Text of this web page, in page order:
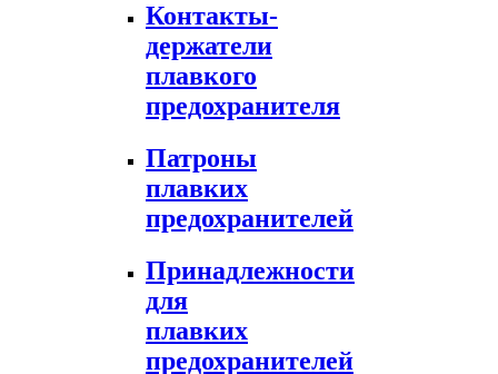
Контакты-
держатели
плавкого
предохранителя
Патроны
плавких
предохранителей
Принадлежности
для
плавких
предохранителей